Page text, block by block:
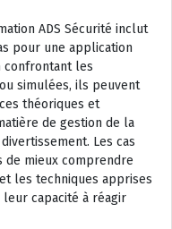
ADS Sécurité inclut
pour une application
confrontant les
simulées, ils peuvent
théoriques et
de gestion de la
Les cas
mieux comprendre
les techniques apprises
capacité à réagir